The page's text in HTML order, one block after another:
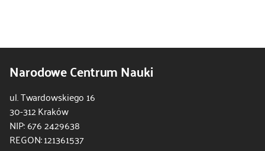
Narodowe Centrum Nauki
ul. Twardowskiego 16
30-312 Kraków
NIP: 676 2429638
REGON: 121361537